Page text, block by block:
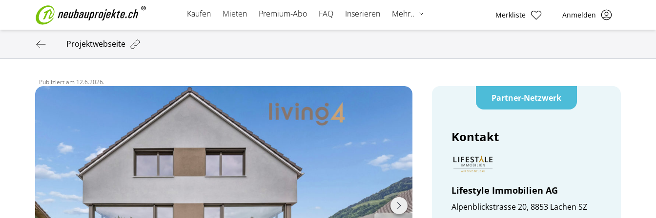
Kaufen Mieten Premium-Abo FAQ Inserieren Mehr.. Merkliste Anmelden
Projektwebseite
Publiziert am 12.6.2026.
Partner-Netzwerk
Kontakt
Lifestyle Immobilien AG
Alpenblickstrasse 20, 8853 Lachen SZ